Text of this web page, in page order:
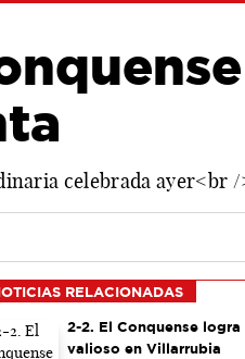
celebrada ayer<br
RELACIONADAS
2-2. El Conquense logra
valioso en Villarrubia